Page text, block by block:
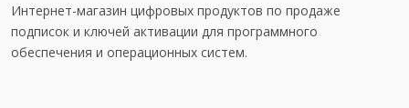
Интернет-магазин цифровых продуктов по продаже
подписок и ключей активации для программного
обеспечения и операционных систем.